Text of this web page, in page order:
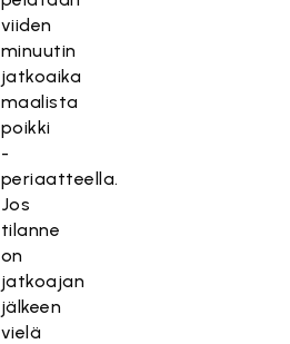
viiden
minuutin
jatkoaika
maalista
poikki
-
periaatteella.
Jos
tilanne
on
jatkoajan
jälkeen
vielä